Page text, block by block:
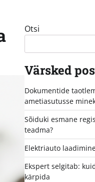
Otsi
Värsked
Dokumentide
ametiasutusse
Sõiduki esmane
teadma?
Elektriauto
Ekspert selgitab:
kärpida